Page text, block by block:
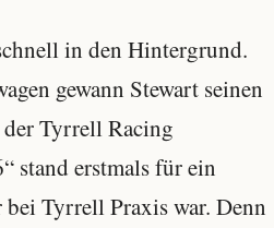
in den Hintergrund.
gewann Stewart seinen
der Tyrrell Racing
stand erstmals für ein
Tyrrell Praxis war. Denn